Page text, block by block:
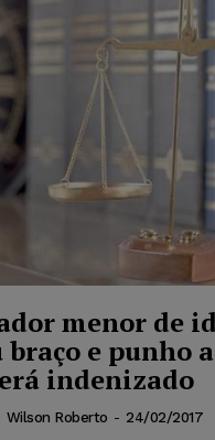
menor de
e punho
indenizado
Wilson Roberto - 24/02/2017